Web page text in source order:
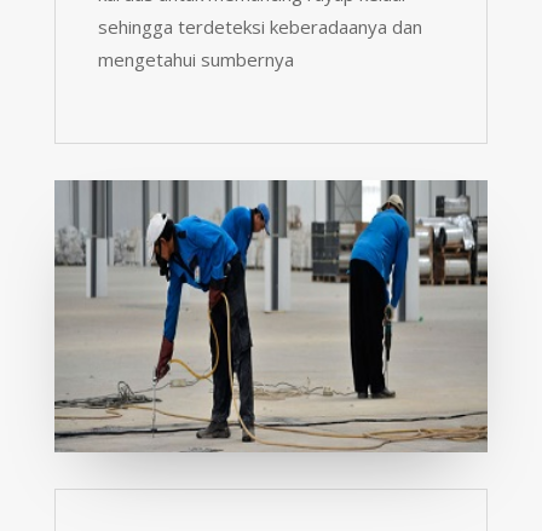
sehingga terdeteksi keberadaanya dan
mengetahui sumbernya